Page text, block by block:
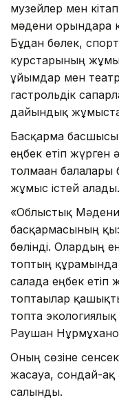
музейлер мен
мәдени орындарға
Бұдан бөлек,
курстарының
ұйымдар мен
гастрольдік
дайындық
Басқарма
еңбек етіп жүрген
толмаған
жұмыс істей алады.
«Облыстық
басқармасының
бөлінді. Олардың
топтың құрамында
салада еңбек етіп
топтағылар
топта
Раушан
Оның сөзіне
жасауға, сондай-
салынды.